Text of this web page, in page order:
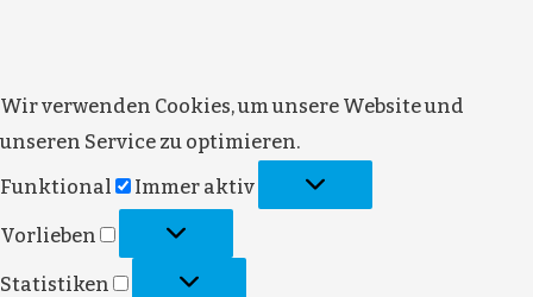
Wir verwenden Cookies, um unsere Website und
unseren Service zu optimieren.
Funktional
Funktional
Immer aktiv
Vorlieben Vorlieben
Statistiken Statistiken